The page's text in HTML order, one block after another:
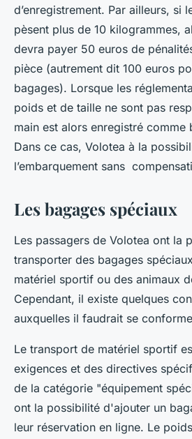
d’enregistrement. Par ailleurs, si
pèsent plus de 10 kilogrammes,
devra payer 50 euros de
pièce (autrement dit 100 euros
bagages). Lorsque les
poids et de taille ne sont pas
main est alors enregistré comme
Dans ce cas, Volotea à la
l’embarquement sans
Les bagages spéciaux
Les passagers de Volotea ont la
transporter des bagages
matériel sportif ou des animaux
Cependant, il existe quelques
auxquelles il faudrait se
Le transport de matériel sportif
exigences et des directives
de la catégorie "équipement
ont la possibilité d'ajouter un
leur réservation en ligne. Le